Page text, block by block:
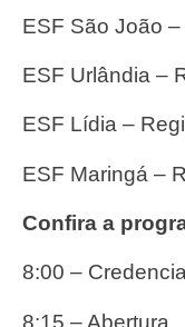
ESF São João
ESF Urlândia –
ESF Lídia –
ESF Maringá –
Confira a
8:00 –
8:15 – Abertura